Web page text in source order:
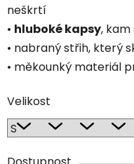
neškrtí
• hluboké kapsy,
• nabraný střih, který
• měkounký materiál
Velikost